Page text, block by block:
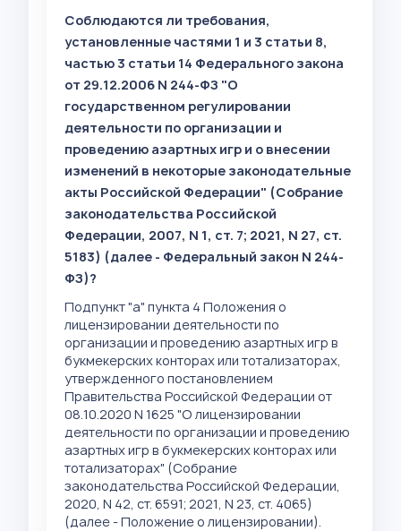
Соблюдаются ли требования,
установленные частями 1 и 3 статьи 8,
частью 3 статьи 14 Федерального закона
от 29.12.2006 N 244-ФЗ "О
государственном регулировании
деятельности по организации и
проведению азартных игр и о внесении
изменений в некоторые законодательные
акты Российской Федерации" (Собрание
законодательства Российской
Федерации, 2007, N 1, ст. 7; 2021, N 27, ст.
5183) (далее - Федеральный закон N 244-
ФЗ)?
Подпункт "а" пункта 4 Положения о
лицензировании деятельности по
организации и проведению азартных игр в
букмекерских конторах или тотализаторах,
утвержденного постановлением
Правительства Российской Федерации от
08.10.2020 N 1625 "О лицензировании
деятельности по организации и проведению
азартных игр в букмекерских конторах или
тотализаторах" (Собрание
законодательства Российской Федерации,
2020, N 42, ст. 6591; 2021, N 23, ст. 4065)
(далее - Положение о лицензировании).